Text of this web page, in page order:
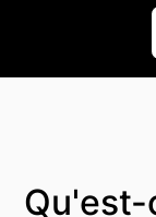
Qu'est-